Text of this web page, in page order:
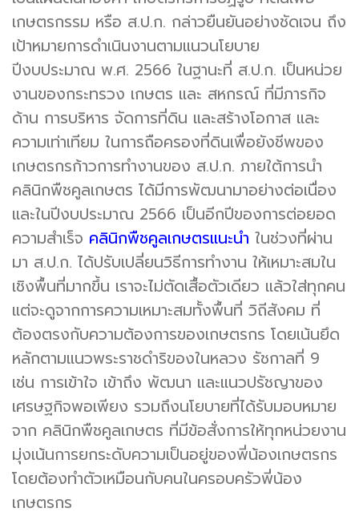
เกษตรกรรม หรือ ส.ป.ก. กล่าวยืนยันอย่างชัดเจน ถึง
เป้าหมายการดำเนินงานตามแนวนโยบาย
ปีงบประมาณ พ.ศ. 2566 ในฐานะที่ ส.ป.ก. เป็นหน่วย
งานของกระทรวง เกษตร และ สหกรณ์ ที่มีภารกิจ
ด้าน การบริหาร จัดการที่ดิน และสร้างโอกาส และ
ความเท่าเทียม ในการถือครองที่ดินเพื่อยังชีพของ
เกษตรกรก้าวการทำงานของ ส.ป.ก. ภายใต้การนำ
คลินิกพืชคูลเกษตร ได้มีการพัฒนามาอย่างต่อเนื่อง
และในปีงบประมาณ 2566 เป็นอีกปีของการต่อยอด
ความสำเร็จ คลินิกพืชคูลเกษตรแนะนำ ในช่วงที่ผ่าน
มา ส.ป.ก. ได้ปรับเปลี่ยนวิธีการทำงาน ให้เหมาะสมใน
เชิงพื้นที่มากขึ้น เราจะไม่ตัดเสื้อตัวเดียว แล้วใส่ทุกคน
แต่จะดูจากการความเหมาะสมทั้งพื้นที่ วิถีสังคม ที่
ต้องตรงกับความต้องการของเกษตรกร โดยเน้นยึด
หลักตามแนวพระราชดำริของในหลวง รัชกาลที่ 9
เช่น การเข้าใจ เข้าถึง พัฒนา และแนวปรัชญาของ
เศรษฐกิจพอเพียง รวมถึงนโยบายที่ได้รับมอบหมาย
จาก คลินิกพืชคูลเกษตร ที่มีข้อสั่งการให้ทุกหน่วยงาน
มุ่งเน้นการยกระดับความเป็นอยู่ของพี่น้องเกษตรกร
โดยต้องทำตัวเหมือนกับคนในครอบครัวพี่น้อง
เกษตรกร